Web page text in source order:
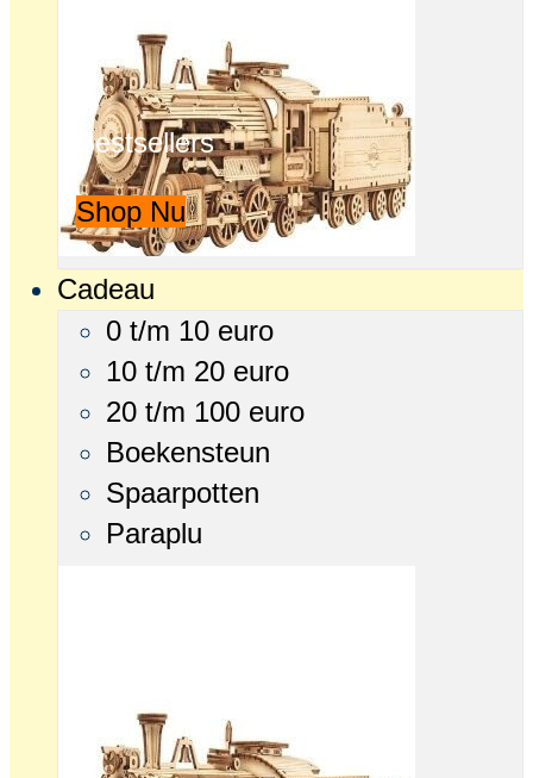
Bestsellers
Shop Nu
Cadeau
0 t/m 10 euro
10 t/m 20 euro
20 t/m 100 euro
Boekensteun
Spaarpotten
Paraplu